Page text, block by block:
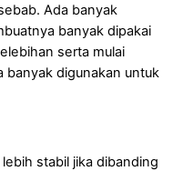
Ada banyak
banyak dipakai
serta mulai
banyak digunakan untuk
stabil jika dibanding